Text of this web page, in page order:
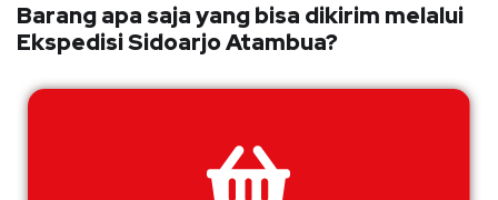
Barang apa saja yang bisa dikirim melalui
Ekspedisi Sidoarjo Atambua?